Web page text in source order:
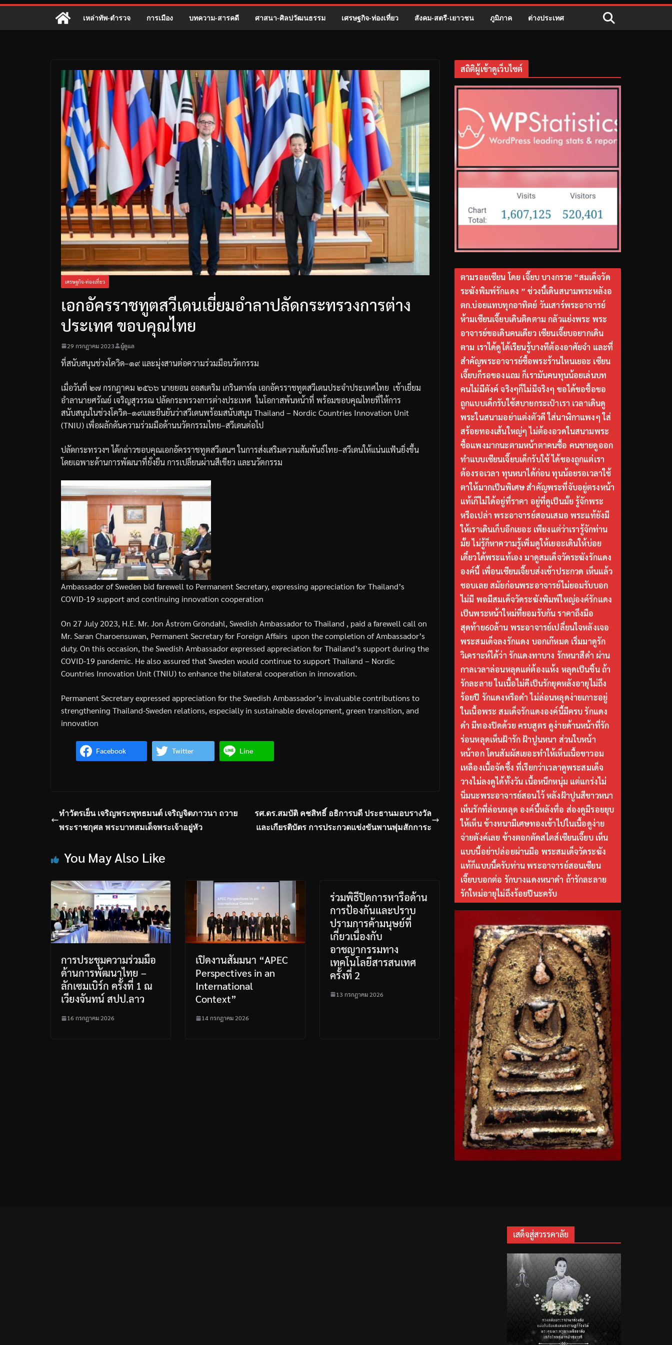
เหล่าทัพ-ตำรวจ การเมือง บทความ-สารคดี ศาสนา-ศิลปวัฒนธรรม เศรษฐกิจ-ท่องเที่ยว สังคม-สตรี-เยาวชน ภูมิภาค ต่างประเทศ
เศรษฐกิจ-ท่องเที่ยว
เอกอัครราชทูตสวีเดนเยี่ยมอำลาปลัดกระทรวงการต่าง
ประเทศ ขอบคุณไทย
29 กรกฎาคม 2023 ผู้ดูแล
ที่สนับสนุนช่วงโควิด–๑๙ และมุ่งสานต่อความร่วมมือนวัตกรรม
เมื่อวันที่ ๒๗กรกฎาคม ๒๕๖๖ นายยอนออสเตริม เกรินดาห์ล เอกอัครราชทูตสวีเดนประจำประเทศไทย เข้าเยี่ยม
อำลานายศรัณย์ เจริญสุวรรณปลัดกระทรวงการต่างประเทศ ในโอกาสพ้นหน้าที่ พร้อมขอบคุณไทยที่ให้การ
สนับสนุนในช่วงโควิด–๑๙และยืนยันว่าสวีเดนพร้อมสนับสนุนThailand – Nordic Countries Innovation Unit
(TNIU) เพื่อผลักดันความร่วมมือด้านนวัตกรรมไทย–สวีเดนต่อไป
ปลัดกระทรวงฯ ได้กล่าวขอบคุณเอกอัครราชทูตสวีเดนฯ ในการส่งเสริมความสัมพันธ์ไทย–สวีเดนให้แน่นแฟ้นยิ่งขึ้น
โดยเฉพาะด้านการพัฒนาที่ยั่งยืนการเปลี่ยนผ่านสีเขียว และนวัตกรรม
Ambassador of Sweden bid farewell to Permanent Secretary, expressing appreciation for Thailand’s
COVID-19 support and continuing innovation cooperation
On 27 July 2023, H.E. Mr. Jon Åström Gröndahl, Swedish Ambassador to Thailand , paid a farewell call on
Mr. Saran Charoensuwan, Permanent Secretary for Foreign Affairs upon the completion of Ambassador’s
duty. On this occasion, the Swedish Ambassador expressed appreciation for Thailand’s support during the
COVID-19 pandemic. He also assured that Sweden would continue to support Thailand – Nordic
Countries Innovation Unit (TNIU) to enhance the bilateral cooperation in innovation.
Permanent Secretary expressed appreciation for the Swedish Ambassador’s invaluable contributions to
strengthening Thailand-Sweden relations, especially in sustainable development, green transition, and
innovation
Facebook Twitter Line
ทำวัตรเย็น เจริญพระพุทธมนต์ เจริญจิตภาวนา ถวาย
พระราชกุศล พระบาทสมเด็จพระเจ้าอยู่หัว
รศ.ดร.สมบัติ คชสิทธิ์ อธิการบดี ประธานมอบรางวัล
และเกียรติบัตร การประกวดแข่งขันพานพุ่มสักการะ
You May Also Like
การประชุมความร่วมมือ
ด้านการพัฒนาไทย –
ลักเซมเบิร์ก ครั้งที่ 1 ณ
เวียงจันทน์ สปป.ลาว
16 กรกฎาคม 2026
เปิดงานสัมมนา “APEC
Perspectives in an
International
Context”
14 กรกฎาคม 2026
ร่วมพิธีปิดการหารือด้าน
การป้องกันและปราบ
ปรามการค้ามนุษย์ที่
เกี่ยวเนื่องกับ
อาชญากรรมทาง
เทคโนโลยีสารสนเทศ
ครั้งที่ 2
13 กรกฎาคม 2026
สถิติผู้เข้าดูเว็บไซต์
ตามรอยเซียน โดย เจี๊ยบ บางกรวย “สมเด็จวัด
ระฆังพิมพ์รักแดง ” ช่วงนี้เดินสนามพระหลังอ
ตก.บ่อยแทบทุกอาทิตย์ วันเสาร์พระอาจารย์
ห้ามเซียนเจี๊ยบเดินติดตาม กลัวแย่งพระ พระ
อาจารย์ขอเดินคนเดียว เซียนเจี๊ยบอยากเดิน
ตาม เราได้ดูได้เรียนรู้บางทีต้องอาศัยจำ และที่
สำคัญพระอาจารย์ซื้อพระร้านไหนเยอะ เซียน
เจี๊ยบก็รอของแถม ก็เรามันคนทุนน้อยเล่นบท
คนไม่มีตังค์ จริงๆก็ไม่มีจริงๆ ขอได้ขอซื้อขอ
ถูกแบบเด็กรับใช้สบายกระเป๋าเรา เวลาเดินดู
พระในสนามอย่าแต่งตัวดี ใส่นาฬิกาแพงๆ ใส่
สร้อยทองเส้นใหญ่ๆ ไม่ต้องอวดในสนามพระ
ซื้อแพงมากนะตามหน้าตาคนซื้อ คนขายดูออก
ทำแบบเซียนเจี๊ยบเด็กรับใช้ ได้ของถูกแต่เรา
ต้องรอเวลา ทุนหนาได้ก่อน ทุนน้อยรอเวลาใช้
ตาให้มากเป็นพิเศษ สำคัญพระที่จับอยู่ตรงหน้า
แท้เก๊ไม่ได้อยู่ที่ราคา อยู่ที่ดูเป็นมั้ย รู้จักพระ
หรือเปล่า พระอาจารย์สอนเสมอ พระแท้ยังมี
ให้เราเดินเก็บอีกเยอะ เพียงแต่ว่าเรารู้จักท่าน
มั้ย ไม่รู้ก็หาความรู้เพิ่มดูให้เยอะเดินให้บ่อย
เดี๋ยวได้พระแท้เอง มาดูสมเด็จวัดระฆังรักแดง
องค์นี้ เพื่อนเซียนเจี๊ยบส่งเข้าประกวด เห็นแล้ว
ชอบเลย สมัยก่อนพระอาจารย์ไม่ยอมรับบอก
ไม่มี พอมีสมเด็จวัดระฆังพิมพ์ใหญ่องค์รักแดง
เป็นพระหน้าใหม่ที่ยอมรับกัน ราคาถึงมือ
สุดท้าย60ล้าน พระอาจารย์เปลี่ยนใจหลังเจอ
พระสมเด็จลงรักแดง บอกเก๊หมด เริ่มมาดูรัก
วิเคราะห์ได้ว่า รักแดงทาบาง รักหนาสีดำ ผ่าน
กาลเวลาล่อนหลุดแต่ต้องแห้ง หลุดเป็นชิ้น ถ้า
รักละลาย ในเนื้อไม่ดีเป็นรักยุคหลังอายุไม่ถึง
ร้อยปี รักแดงหรือดำ ไม่ล่อนหลุดง่ายเกาะอยู่
ในเนื้อพระ สมเด็จรักแดงองค์นี้มีครบ รักแดง
ดำ มีทองปิดด้วย ครบสูตร ดูง่ายด้านหน้าที่รัก
ร่อนหลุดเห็นฝ้ารัก ฝ้าปูนหนา ส่วนใบหน้า
หน้าอก โดนสัมผัสเยอะทำให้เห็นเนื้อขาวอม
เหลืองเนื้อจัดซึ้ง ที่เรียกว่าเวลาดูพระสมเด็จ
วางไม่ลงดูได้ทั้งวัน เนื้อหนึกหนุ่ม แต่แกร่งไม่
นิ่มนะพระอาจารย์สอนไว้ หลังฝ้าปูนสีขาวหนา
เห็นรักที่ล่อนหลุด องค์นี้หลังทื่อ ส่องดูมีรอยยุบ
ให้เห็น ข้างหนามีเศษทองเข้าไปในเนื้อดูง่าย
จ่ายตังค์เลย ข้างตอกตัดสไตส์เซียนเจี๊ยบ เห็น
แบบนี้อย่าปล่อยผ่านมือ พระสมเด็จวัดระฆัง
แท้ก็แบบนี้ครับท่าน พระอาจารย์สอนเซียน
เจี๊ยบบอกต่อ รักบางแดงหนาดำ ถ้ารักละลาย
รักใหม่อายุไม่ถึงร้อยปีนะครับ
เสด็จสู่สวรรคาลัย